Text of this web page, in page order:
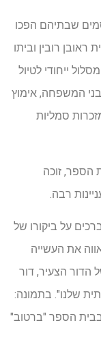
שבתיהם הפכו
ראובן רובין וביתו
ייחודי לטיול
המשפחה, אימוץ
סמליות
הספר, זוכה
רבה.
על ביקורו של
את העשייה
הדור הצעיר, דור
שלנו". בתמונה:
הספר "ברטוב"